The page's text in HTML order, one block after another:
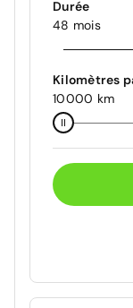
Durée
48 mois
Kilomètres
10000 km